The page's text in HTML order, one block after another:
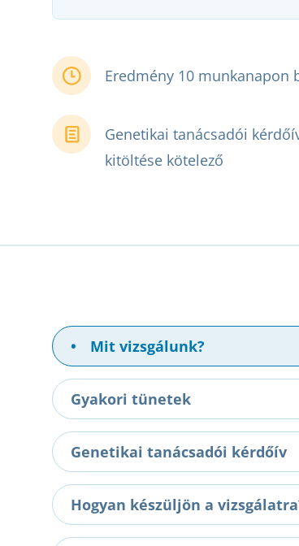
Eredmény 10 munkanapon
Genetikai tanácsadói
kitöltése kötelező
• Mit vizsgálunk?
Gyakori tünetek
Genetikai tanácsadói kérdőív
Hogyan készüljön a